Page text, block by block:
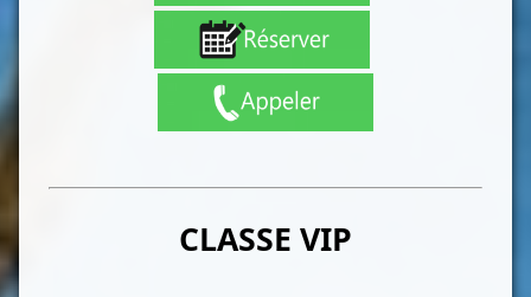
CLASSE VIP